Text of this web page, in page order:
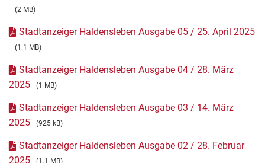
(2 MB)
Stadtanzeiger Haldensleben Ausgabe 05 / 25. April 2025
(1.1 MB)
Stadtanzeiger Haldensleben Ausgabe 04 / 28. März
2025
(1 MB)
Stadtanzeiger Haldensleben Ausgabe 03 / 14. März
2025
(925 kB)
Stadtanzeiger Haldensleben Ausgabe 02 / 28. Februar
2025
(1.1 MB)